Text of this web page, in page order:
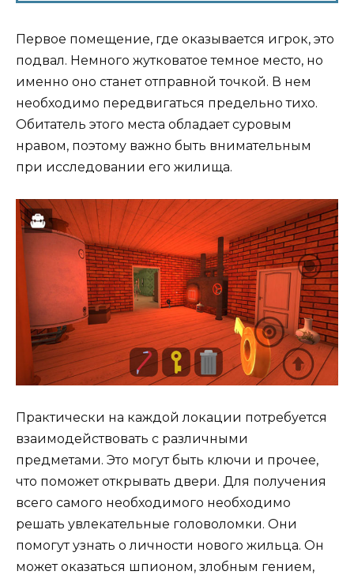
Первое помещение, где оказывается игрок, это
подвал. Немного жутковатое темное место, но
именно оно станет отправной точкой. В нем
необходимо передвигаться предельно тихо.
Обитатель этого места обладает суровым
нравом, поэтому важно быть внимательным
при исследовании его жилища.
Практически на каждой локации потребуется
взаимодействовать с различными
предметами. Это могут быть ключи и прочее,
что поможет открывать двери. Для получения
всего самого необходимого необходимо
решать увлекательные головоломки. Они
помогут узнать о личности нового жильца. Он
может оказаться шпионом, злобным гением,